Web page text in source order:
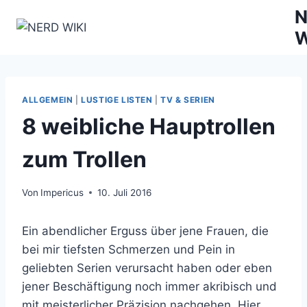
Inhalt
ALLGEMEIN |LUSTIGE LISTEN |TV & SERIEN
8 weibliche Hauptrollen
zum Trollen
Von Impericus 10. Juli 2016
Ein abendlicher Erguss über jene Frauen, die
bei mir tiefsten Schmerzen und Pein in
geliebten Serien verursacht haben oder eben
jener Beschäftigung noch immer akribisch und